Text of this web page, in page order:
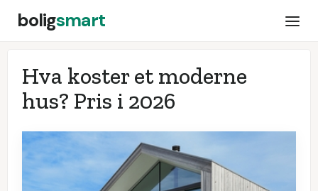
boligsmart
Hva koster et moderne
hus? Pris i 2026